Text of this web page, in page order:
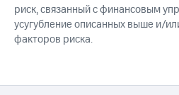
риск, связанный с финансовым
усугубление описанных выше и/
факторов риска.